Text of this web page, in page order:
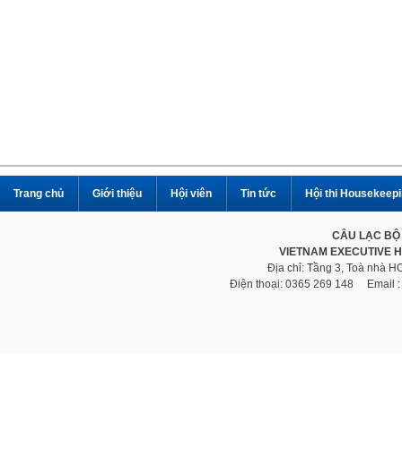
Trang chủ Giới thiệu Hội viên Tin tức Hội thi
CÂU LẠC BỘ
VIETNAM EXECUTIVE
Địa chỉ: Tầng 3, Toà nhà
Điện thoại: 0365 269 148 Email